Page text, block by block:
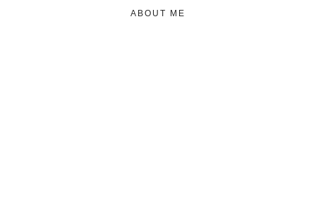
ABOUT ME